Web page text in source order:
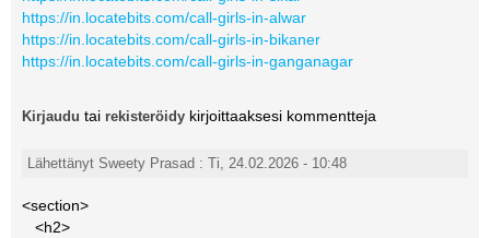
https://in.locatebits.com/call-girls-in-alwar
https://in.locatebits.com/call-girls-in-bikaner
https://in.locatebits.com/call-girls-in-ganganagar
Kirjaudu tai rekisteröidy kirjoittaaksesi kommentteja
Lähettänyt Sweety Prasad : Ti, 24.02.2026 - 10:48
<section>
<h2>